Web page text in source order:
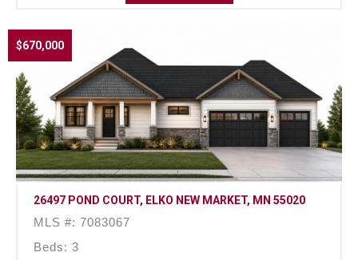
$670,000
26497 POND COURT, ELKO NEW MARKET, MN 55020
MLS #: 7083067
Beds: 3